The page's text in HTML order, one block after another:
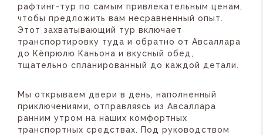
рафтинг-тур по самым привлекательным ценам,
чтобы предложить вам несравненный опыт.
Этот захватывающий тур включает
транспортировку туда и обратно от Авсаллара
до Кёпрюлю Каньона и вкусный обед,
тщательно спланированный до каждой детали.
Мы открываем двери в день, наполненный
приключениями, отправляясь из Авсаллара
ранним утром на наших комфортных
транспортных средствах. Под руководством